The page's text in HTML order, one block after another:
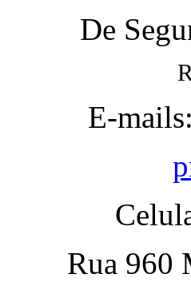
De
E-
Rua 960